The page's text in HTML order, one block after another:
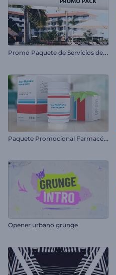
P
romo Paquete de Servicios de Hospitalidad
P
aquete Promocional Farmacéutico
Opener urbano grunge